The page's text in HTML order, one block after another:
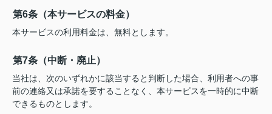
第6条（本サービスの料金）
本サービスの利用料金は、無料とします。
第7条（中断・廃止）
当社は、次のいずれかに該当すると判断した場合、利用者への事
前の連絡又は承諾を要することなく、本サービスを一時的に中断
できるものとします。